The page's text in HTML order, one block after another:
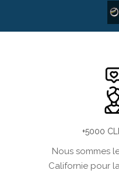
+5000
Nous sommes
Californie pour